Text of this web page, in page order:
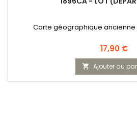
Carte géographique ancienne
Prix
17,90 €
 Ajouter au